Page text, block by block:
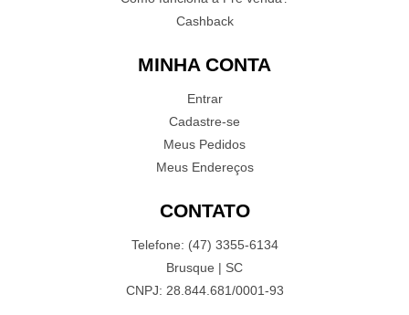
Cashback
MINHA CONTA
Entrar
Cadastre-se
Meus Pedidos
Meus Endereços
CONTATO
Telefone: (47) 3355-6134
Brusque | SC
CNPJ: 28.844.681/0001-93